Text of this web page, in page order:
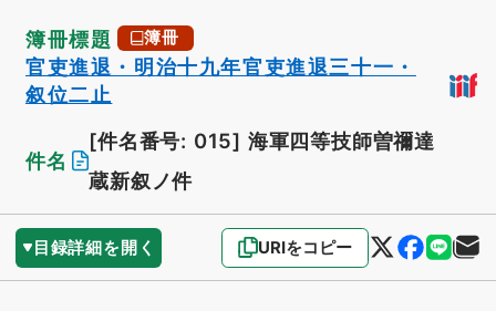
簿冊標題 簿冊
官吏進退・明治十九年官吏進退三十一・
叙位二止
件名
[件名番号: 015] 海軍四等技師曽禰達
蔵新叙ノ件
目録詳細を開く URIをコピー